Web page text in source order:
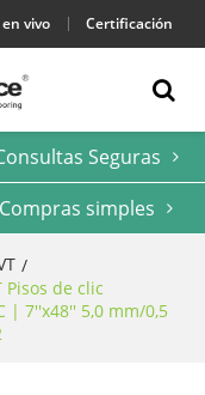
vivo Certificación
Seguras
Compras simples
/
Pisos de clic
| 7''x48'' 5,0 mm/0,5